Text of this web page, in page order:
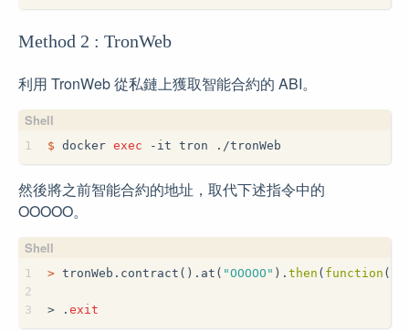
Method 2 : TronWeb
利用 TronWeb 從私鏈上獲取智能合約的 ABI。
1 $ docker exec -it tron ./tronWeb
然後將之前智能合約的地址，取代下述指令中的
OOOOO。
1
2
3
> tronWeb.contract().at( "OOOOO" ). then ( function
> . exit